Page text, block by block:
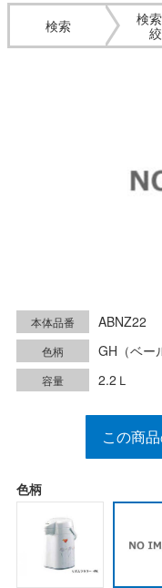
検索
検
本体品番 ABNZ22
色柄 GH（ベー
容量 2.2Ｌ
この商
色柄